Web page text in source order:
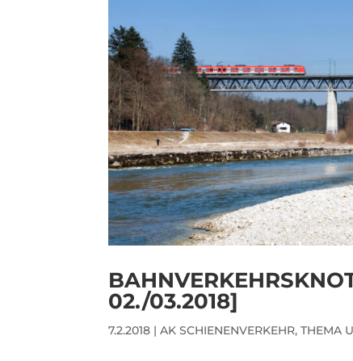
02./03.2018]
7.2.2018 |AK SCHIENENVERKEHR,THEMA